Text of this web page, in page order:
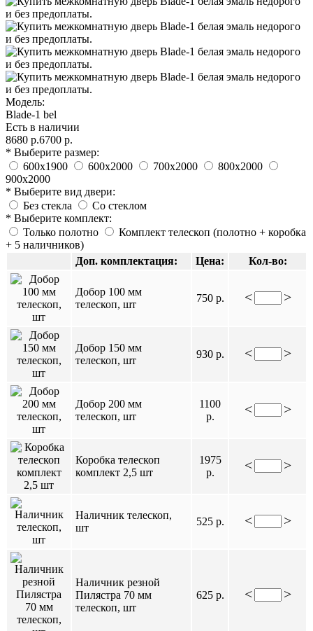
Модель:
Blade-1 bel
Есть в наличии
8680 р.6700 р.
* Выберите размер:
600х1900
600х2000 700х2000
800х2000
900х2000
* Выберите вид двери:
Без стекла
Со стеклом
* Выберите комплект:
Только полотно
Комплект телескоп (полотно + коробка
+ 5 наличников)
Доп. комплектация:
Цена: Кол-во:
Добор 100 мм
телескоп, шт
750 р. < >
Добор 150 мм
телескоп, шт
930 р. < >
Добор 200 мм
телескоп, шт
1100
р.
< >
Коробка телескоп
комплект 2,5 шт
1975
р.
< >
Наличник телескоп,
шт
525 р. < >
Наличник резной
Пилястра 70 мм
телескоп, шт
625 р. < >